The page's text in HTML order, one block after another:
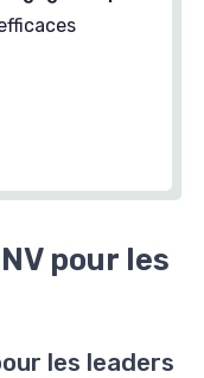
pour les
les leaders